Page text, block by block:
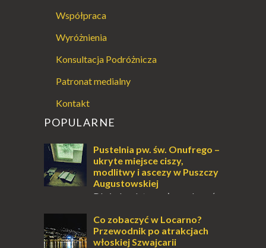
Współpraca
Wyróżnienia
Konsultacja Podróżnicza
Patronat medialny
Kontakt
POPULARNE
Pustelnia pw. św. Onufrego –
ukryte miejsce ciszy,
modlitwy i ascezy w Puszczy
Augustowskiej
Dla jednych to może wydawać
przetrwania lub romantycznym życiem. Dla
innych to nieustanne przebywanie z B...
Co zobaczyć w Locarno?
Przewodnik po atrakcjach
włoskiej Szwajcarii